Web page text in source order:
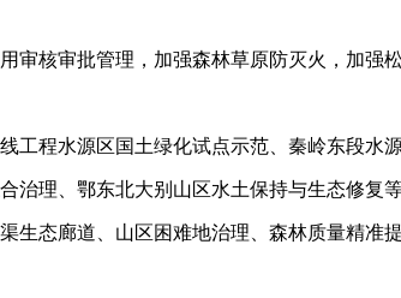
审核审批管理，加强森林草原防灭火，加强
工程水源区国土绿化试点示范、秦岭东段水
理、鄂东北大别山区水土保持与生态修复
生态廊道、山区困难地治理、森林质量精准